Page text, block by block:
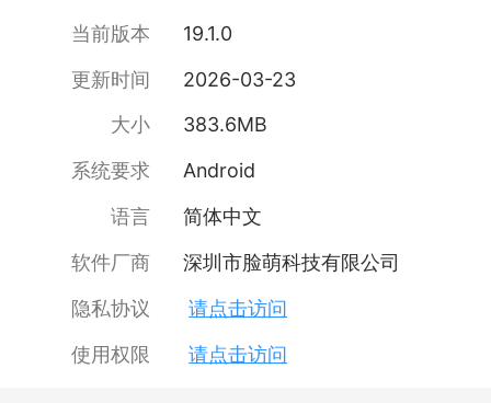
2. 专业版功能强大：剪映专业版提供了更多高级
功能，如视频颜色校正、更精细的音频调节等，满足
都能轻松应对。 3. 音效配乐丰富：不仅提供内置音效
和配乐，还支持用户上传自定义音频文件。用户可以
特的音效效果。 4. 影片特效多样：多种视频特效供用
户选择，使视频更具动态感和视觉冲击力。无论是滤
镜、过渡效果还是动画特效，都能让视频更加生动有
趣。 5. 社交分享便捷：剪映与其他社交媒体平台实现
了很好的整合，可以直接分享到抖音、快手、小红书
当前版本
19.1.0
更新时间
2026-03-23
大小
383.6MB
系统要求
Android
语言
简体中文
软件厂商
深圳市脸萌科技有限公司
隐私协议
请点击访问
使用权限
请点击访问